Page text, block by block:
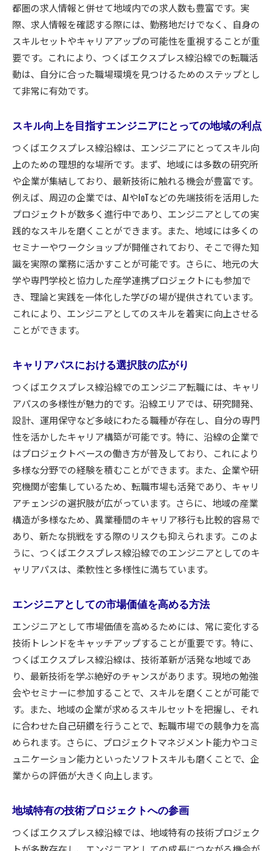
都圏の求人情報と併せて地域内での求人数も豊富です。実
際、求人情報を確認する際には、勤務地だけでなく、自身の
スキルセットやキャリアアップの可能性を重視することが重
要です。これにより、つくばエクスプレス線沿線での転職活
動は、自分に合った職場環境を見つけるためのステップとし
て非常に有効です。
スキル向上を目指すエンジニアにとっての地域の利点
つくばエクスプレス線沿線は、エンジニアにとってスキル向
上のための理想的な場所です。まず、地域には多数の研究所
や企業が集結しており、最新技術に触れる機会が豊富です。
例えば、周辺の企業では、AIやIoTなどの先端技術を活用した
プロジェクトが数多く進行中であり、エンジニアとしての実
践的なスキルを磨くことができます。また、地域には多くの
セミナーやワークショップが開催されており、そこで得た知
識を実際の業務に活かすことが可能です。さらに、地元の大
学や専門学校と協力した産学連携プロジェクトにも参加で
き、理論と実践を一体化した学びの場が提供されています。
これにより、エンジニアとしてのスキルを着実に向上させる
ことができます。
キャリアパスにおける選択肢の広がり
つくばエクスプレス線沿線でのエンジニア転職には、キャリ
アパスの多様性が魅力的です。沿線エリアでは、研究開発、
設計、運用保守など多岐にわたる職種が存在し、自分の専門
性を活かしたキャリア構築が可能です。特に、沿線の企業で
はプロジェクトベースの働き方が普及しており、これにより
多様な分野での経験を積むことができます。また、企業や研
究機関が密集しているため、転職市場も活発であり、キャリ
アチェンジの選択肢が広がっています。さらに、地域の産業
構造が多様なため、異業種間のキャリア移行も比較的容易で
あり、新たな挑戦をする際のリスクも抑えられます。このよ
うに、つくばエクスプレス線沿線でのエンジニアとしてのキ
ャリアパスは、柔軟性と多様性に満ちています。
エンジニアとしての市場価値を高める方法
エンジニアとして市場価値を高めるためには、常に変化する
技術トレンドをキャッチアップすることが重要です。特に、
つくばエクスプレス線沿線は、技術革新が活発な地域であ
り、最新技術を学ぶ絶好のチャンスがあります。現地の勉強
会やセミナーに参加することで、スキルを磨くことが可能で
す。また、地域の企業が求めるスキルセットを把握し、それ
に合わせた自己研鑽を行うことで、転職市場での競争力を高
められます。さらに、プロジェクトマネジメント能力やコミ
ュニケーション能力といったソフトスキルも磨くことで、企
業からの評価が大きく向上します。
地域特有の技術プロジェクトへの参画
つくばエクスプレス線沿線では、地域特有の技術プロジェク